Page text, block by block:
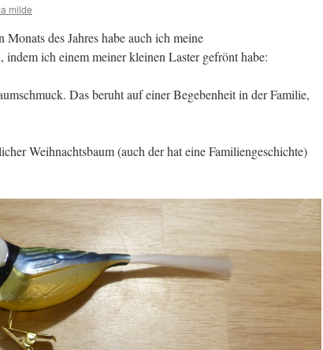
milde
des Jahres habe auch ich meine
indem ich einem meiner kleinen Laster gefrönt habe:
Das beruht auf einer Begebenheit in der Familie,
Weihnachtsbaum (auch der hat eine Familiengeschichte)